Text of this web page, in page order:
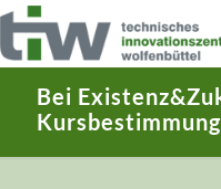
Bei